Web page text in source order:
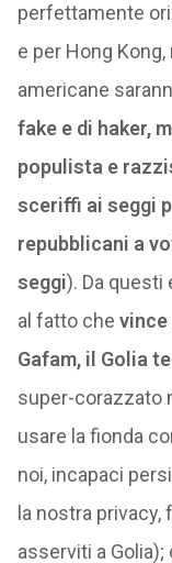
perfettamente
e per Hong
americane
fake e di haker,
populista e
sceriffi ai seggi
repubblicani a
seggi). Da questi
al fatto che vince
Gafam, il Golia
super-corazzato
usare la fionda
noi, incapaci
la nostra
asserviti a